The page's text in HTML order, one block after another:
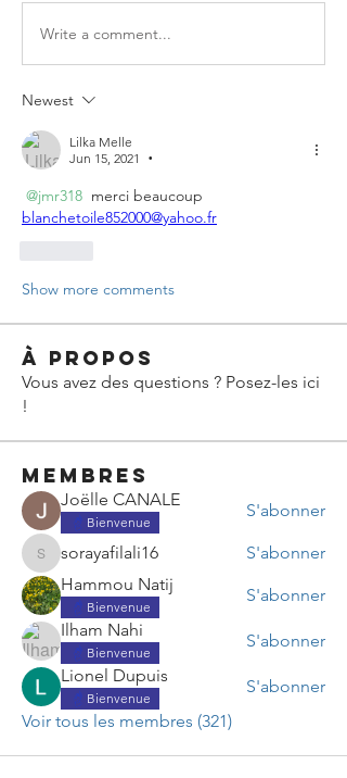
Write a comment...
Newest
Lilka Melle
Jun 15, 2021
•
@jmr318
blanchetoile852000@yahoo.fr
Show more comments
À propos
Vous avez des questions ? Posez-les ici
!
membres
Joëlle CANALE
Bienvenue
S'abonner
sorayafilali16
sorayafilali16
S'abonner
Hammou Natij
Bienvenue
S'abonner
Ilham Nahi
Bienvenue
S'abonner
Lionel Dupuis
Bienvenue
S'abonner
Voir tous les membres (321)